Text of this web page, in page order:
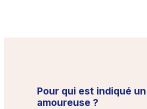
Pour qui est indiqué
amoureuse ?